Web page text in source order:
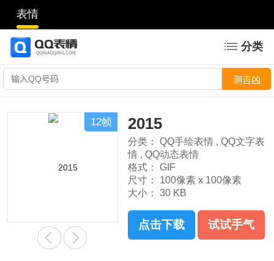
表情
分类
12帧 2015
分类： QQ手绘表情 , QQ文字表
情 , QQ动态表情
格式：
GIF
尺寸：
100像素 x 100像素
大小：
30 KB
点击下载 试试手气